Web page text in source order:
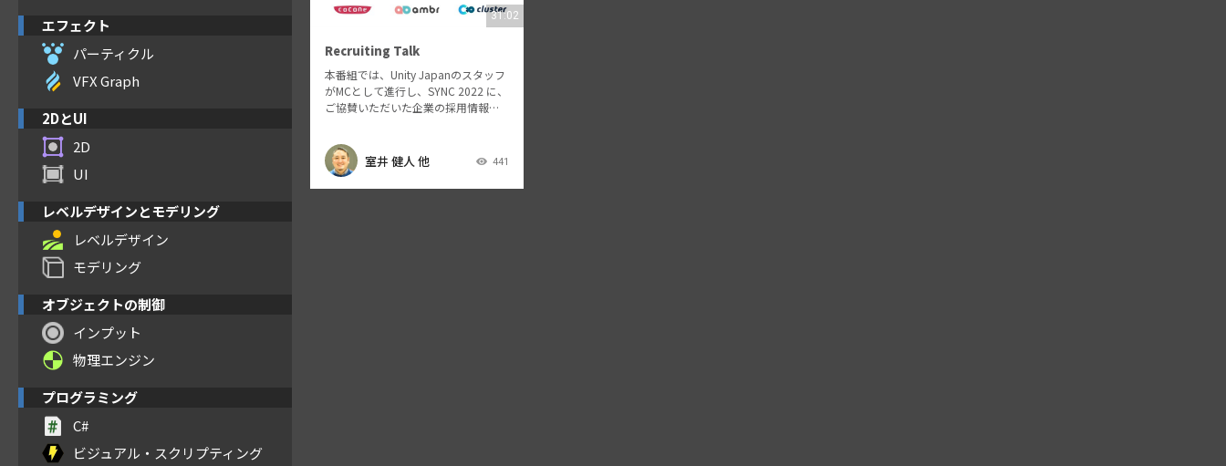
エフェクト
パーティクル
VFX Graph
2DとUI
2D
UI
レベルデザインとモデリング
レベルデザイン
モデリング
オブジェクトの制御
インプット
物理エンジン
プログラミング
C#
ビジュアル・スクリプティング
31:02
Recruiting Talk
本番組では、Unity Japanのスタッフ
がMCとして進行し、SYNC 2022 に、
ご協賛いただいた企業の採用情報の
ーなどを各企業にご紹介いただきま
す。 【登壇企業・団体…
室井 健人 他 441